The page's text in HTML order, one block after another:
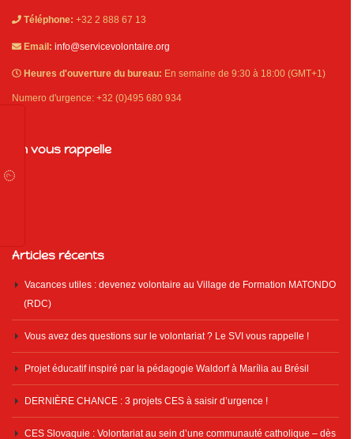
Téléphone: +32 2 888 67 13
Email: info@servicevolontaire.org
Heures d'ouverture du bureau: En semaine de 9:30 à 18:00 (GMT+1)
Numero d'urgence: +32 (0)495 680 934
On vous rappelle
Articles récents
Vacances utiles : devenez volontaire au Village de Formation MATONDO
(RDC)
Vous avez des questions sur le volontariat ? Le SVI vous rappelle !
Projet éducatif inspiré par la pédagogie Waldorf à Marília au Brésil
DERNIÈRE CHANCE : 3 projets CES à saisir d’urgence !
CES Slovaquie : Volontariat au sein d’une communauté catholique – dès